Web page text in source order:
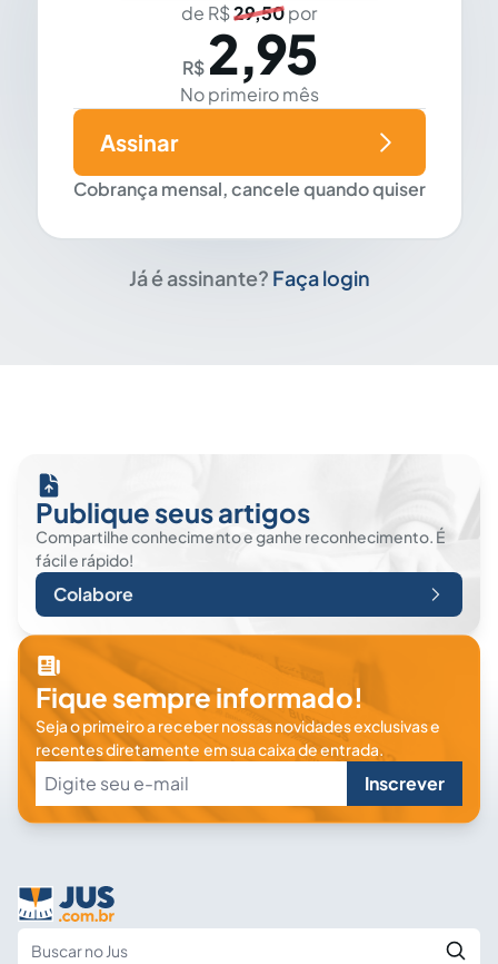
de R$29,50por
R$ 2,95
No primeiro mês
Cobrança mensal, cancele quando quiser
Assinar
Já é assinante? Faça login
Publique seus artigos
Compartilhe conhecimento e ganhe reconhecimento. É
fácil e rápido!
Colabore
Fique sempre informado!
Seja o primeiro a receber nossas novidades exclusivas e
recentes diretamente em sua caixa de entrada.
Inscrever